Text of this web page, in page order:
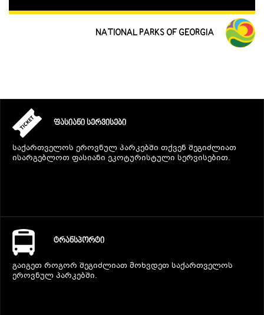
NATIONAL PARKS OF GEORGIA
ᲤᲐᲡᲘᲐᲜᲘ ᲡᲔᲠᲕᲘᲡᲔᲑᲘ
საქართველოს ეროვნულ პარკებში თქვენ შეგიძლიათ
ისარგებლოთ ფასიანი ეკოტურისტული სერვისებით.
ᲢᲠᲐᲜᲡᲞᲝᲠᲢᲘ
გაიგეთ როგორ შეგიძლიათ მოხვდეთ საქართველოს
ეროვნულ პარკებში.